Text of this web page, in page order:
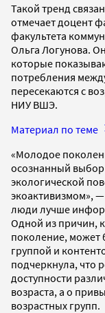
Такой тренд
отмечает доцент
факультета
Ольга Логунова.
которые
потребления
пересекаются с
НИУ ВШЭ.
Материал по теме
«Молодое
осознанный выбор
экологической
экоактивизмом»,
люди лучше
Одной из причин,
поколение, может
группой и
подчеркнула, что
доступности
возраста, а о
возрастных групп.